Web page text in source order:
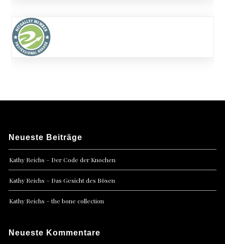
Neueste Beiträge
Kathy Reichs – Der Code der Knochen
Kathy Reichs – Das Gesicht des Bösen
Kathy Reichs – the bone collection
Neueste Kommentare